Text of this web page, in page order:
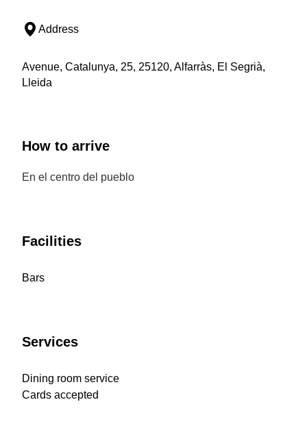
Address
Avenue, Catalunya, 25, 25120, Alfarràs, El Segrià,
Lleida
How to arrive
En el centro del pueblo
Facilities
Bars
Services
Dining room service
Cards accepted